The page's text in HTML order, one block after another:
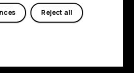
Reject all